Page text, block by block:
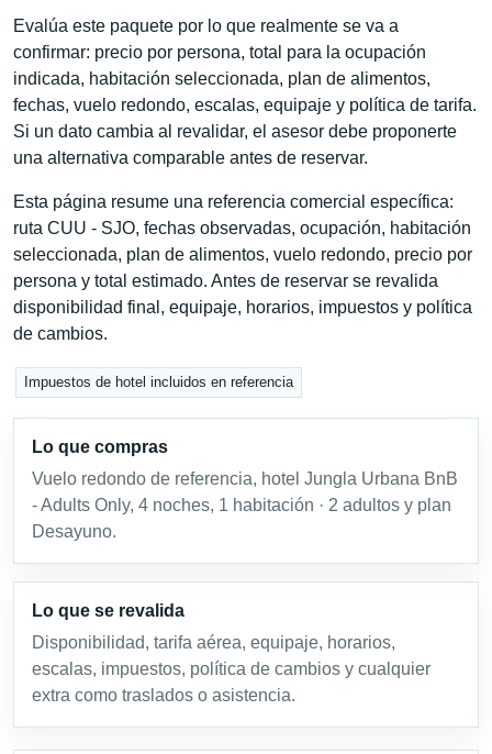
Evalúa este paquete por lo que realmente se va a
confirmar: precio por persona, total para la ocupación
indicada, habitación seleccionada, plan de alimentos,
fechas, vuelo redondo, escalas, equipaje y política de tarifa.
Si un dato cambia al revalidar, el asesor debe proponerte
una alternativa comparable antes de reservar.
Esta página resume una referencia comercial específica:
ruta CUU - SJO, fechas observadas, ocupación, habitación
seleccionada, plan de alimentos, vuelo redondo, precio por
persona y total estimado. Antes de reservar se revalida
disponibilidad final, equipaje, horarios, impuestos y política
de cambios.
Impuestos de hotel incluidos en referencia
Lo que compras
Vuelo redondo de referencia, hotel Jungla Urbana BnB
- Adults Only, 4 noches, 1 habitación · 2 adultos y plan
Desayuno.
Lo que se revalida
Disponibilidad, tarifa aérea, equipaje, horarios,
escalas, impuestos, política de cambios y cualquier
extra como traslados o asistencia.